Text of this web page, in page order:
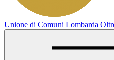
Unione di Comuni Lombarda